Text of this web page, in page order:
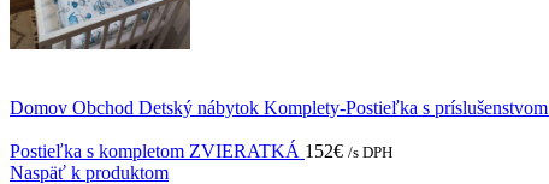
Domov Obchod Detský nábytok Komplety-Postieľka s príslušenstvom
Postieľka s kompletom ZVIERATKÁ 152€ /s DPH
Naspäť k produktom